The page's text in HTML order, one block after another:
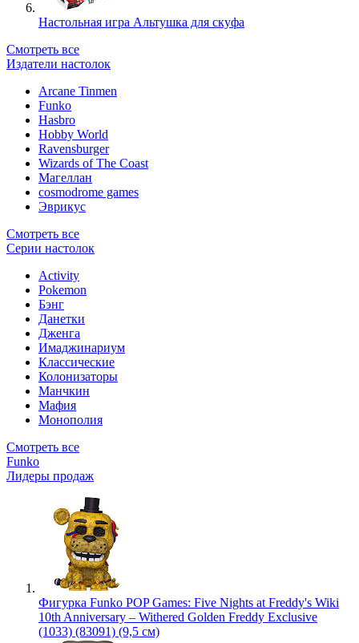
Настольная игра Альтушка для скуфа
Смотреть все
Издатели настолок
Arcane Tinmen
Funko
Hasbro
Hobby World
Ravensburger
Wizards of The Coast
Магеллан
сosmodrome games
Эврикус
Смотреть все
Серии настолок
Activity
Pokemon
Бэнг
Данетки
Дженга
Имаджинариум
Классические
Колонизаторы
Манчкин
Мафия
Монополия
Смотреть все
Funko
Лидеры продаж
Фигурка Funko POP Games: Five Nights at Freddy's Wiki
10th Anniversary – Withered Golden Freddy Exclusive
(1033) (83091) (9,5 см)